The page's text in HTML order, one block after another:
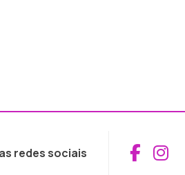
redes sociais